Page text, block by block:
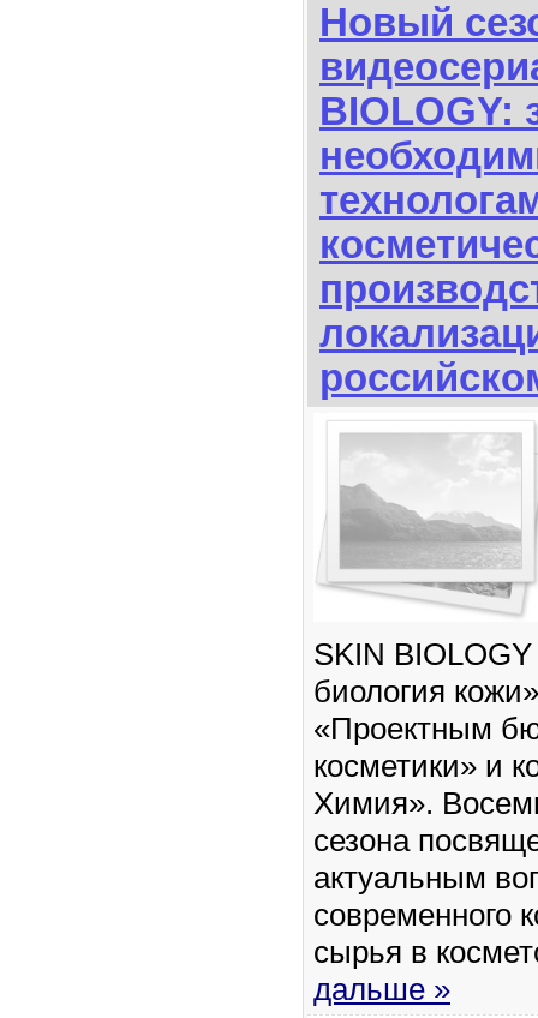
Новый
BIOLOGY:
SKIN
биология
«Проектным
косметики» и
Химия».
сезона
актуальным
современного
сырья в
дальше »